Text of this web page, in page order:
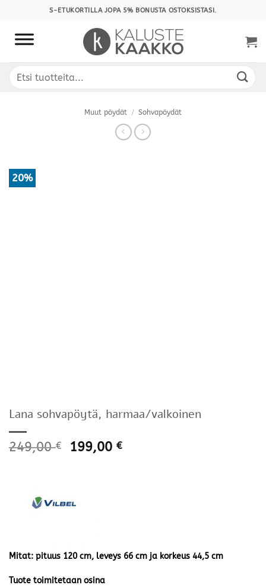
content
S-ETUKORTILLA JOPA 5% BONUSTA OSTOKSISTASI.
Etsi:
Muut pöydät / Sohvapöydät
20%
Lana sohvapöytä, harmaa/valkoinen
249,00€ 199,00€
Mitat: pituus 120 cm, leveys 66 cm ja korkeus 44,5 cm
Tuote toimitetaan osina